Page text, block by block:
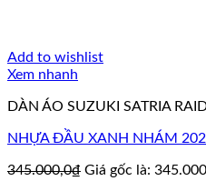
Add to wishlist
Xem nhanh
DÀN ÁO SUZUKI SATRIA
NHỰA ĐẦU XANH NHÁM
345.000,0₫ Giá gốc là: